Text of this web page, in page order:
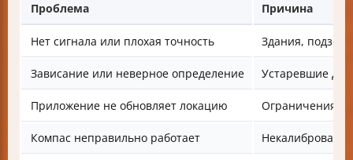
Проблема Причина
Нет сигнала или плохая точность Здания,
Зависание или неверное определение Устаревшие
Приложение не обновляет локацию Ограничения
Компас неправильно работает